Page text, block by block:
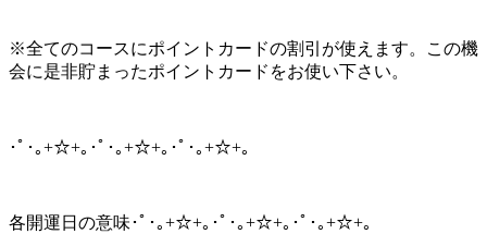
※全てのコースにポイントカードの割引が使えます。この機
会に是非貯まったポイントカードをお使い下さい。
･ﾟ･｡+☆+｡･ﾟ･｡+☆+｡･ﾟ･｡+☆+｡
各開運日の意味･ﾟ･｡+☆+｡･ﾟ･｡+☆+｡･ﾟ･｡+☆+｡